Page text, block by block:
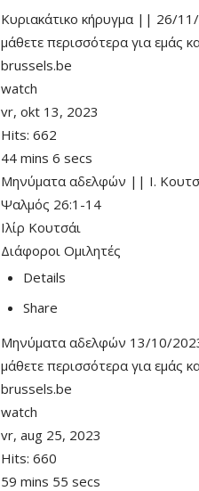
Κυριακάτικο κήρυγμα || 26/
μάθετε περισσότερα για
brussels.be
watch
vr, okt 13, 2023
Hits: 662
44 mins 6 secs
Μηνύματα αδελφών || Ι.
Ψαλμός 26:1-14
Ιλίρ Κουτσάι
Διάφοροι Ομιλητές
Details
Share
Μηνύματα αδελφών 13/10/2023
μάθετε περισσότερα για
brussels.be
watch
vr, aug 25, 2023
Hits: 660
59 mins 55 secs